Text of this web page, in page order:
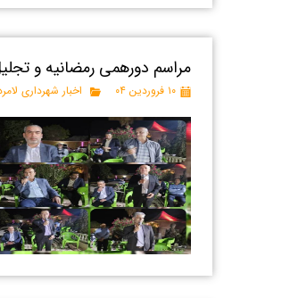
مراسم دورهمی رمضانیه و
۱۰ فروردین ۰۴ اخبار شهرداری